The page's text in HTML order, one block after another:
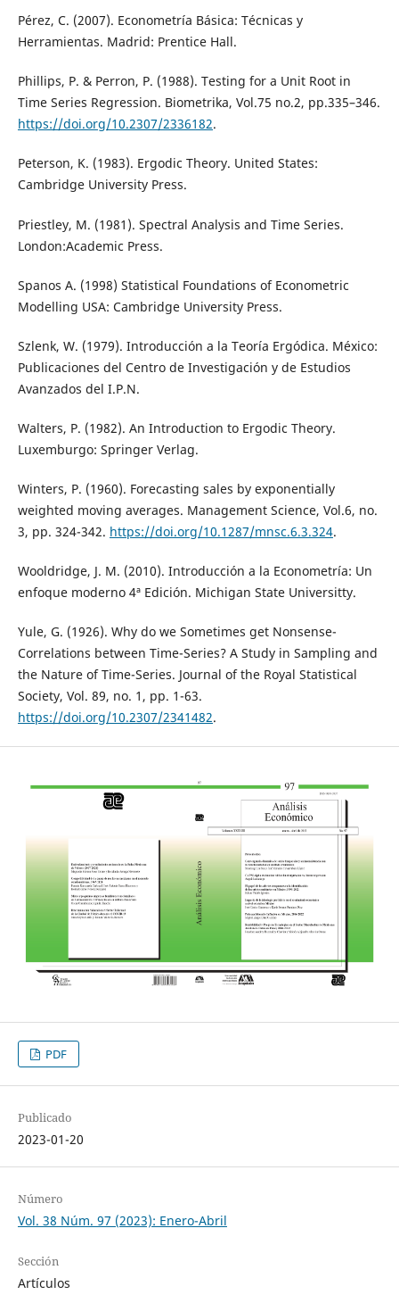
Pérez, C. (2007). Econometría Básica: Técnicas y
Herramientas. Madrid: Prentice Hall.
Phillips, P. & Perron, P. (1988). Testing for a Unit Root in
Time Series Regression. Biometrika, Vol.75 no.2, pp.335–346.
https://doi.org/10.2307/2336182.
Peterson, K. (1983). Ergodic Theory. United States:
Cambridge University Press.
Priestley, M. (1981). Spectral Analysis and Time Series.
London:Academic Press.
Spanos A. (1998) Statistical Foundations of Econometric
Modelling USA: Cambridge University Press.
Szlenk, W. (1979). Introducción a la Teoría Ergódica. México:
Publicaciones del Centro de Investigación y de Estudios
Avanzados del I.P.N.
Walters, P. (1982). An Introduction to Ergodic Theory.
Luxemburgo: Springer Verlag.
Winters, P. (1960). Forecasting sales by exponentially
weighted moving averages. Management Science, Vol.6, no.
3, pp. 324-342. https://doi.org/10.1287/mnsc.6.3.324.
Wooldridge, J. M. (2010). Introducción a la Econometría: Un
enfoque moderno 4ª Edición. Michigan State Universitty.
Yule, G. (1926). Why do we Sometimes get Nonsense-
Correlations between Time-Series? A Study in Sampling and
the Nature of Time-Series. Journal of the Royal Statistical
Society, Vol. 89, no. 1, pp. 1-63.
https://doi.org/10.2307/2341482.
PDF
Publicado
2023-01-20
Número
Vol. 38 Núm. 97 (2023): Enero-Abril
Sección
Artículos